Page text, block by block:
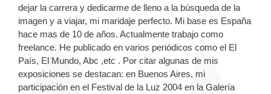
dejar la carrera y dedicarme de lleno a la búsqueda de la
imagen y a viajar, mi maridaje perfecto. Mi base es España
hace mas de 10 de años. Actualmente trabajo como
freelance. He publicado en varios periódicos como el El
País, El Mundo, Abc ,etc . Por citar algunas de mis
exposiciones se destacan: en Buenos Aires, mi
participación en el Festival de la Luz 2004 en la Galería